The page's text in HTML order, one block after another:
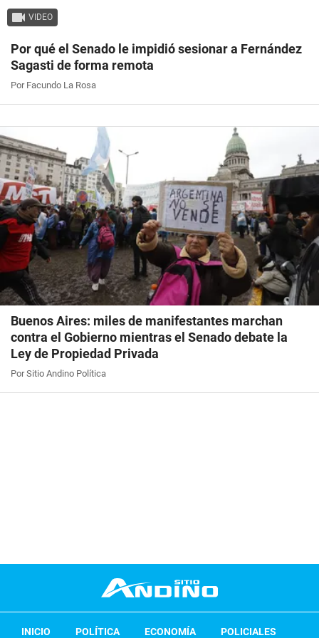
VIDEO
Por qué el Senado le impidió sesionar a Fernández
Sagasti de forma remota
Por Facundo La Rosa
Buenos Aires: miles de manifestantes marchan
contra el Gobierno mientras el Senado debate la
Ley de Propiedad Privada
Por Sitio Andino Política
INICIO POLÍTICA ECONOMÍA POLICIALES